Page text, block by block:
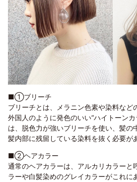
■①ブリーチ
ブリーチとは、メラニン色素や染料など
外国人のように発色のいい“ハイトーン
は、脱色力が強いブリーチを使い、髪の
髪内部に残留している染料を抜く必要が
■②ヘアカラー
通常のヘアカラーは、アルカリカラーと
ラーや白髪染めのグレイカラーがこれに